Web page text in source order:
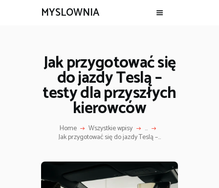
MYSLOWNIA
Jak przygotować się
do jazdy Teslą –
testy dla przyszłych
kierowców
Home Wszystkie wpisy ...
Jak przygotować się do jazdy Teslą –...